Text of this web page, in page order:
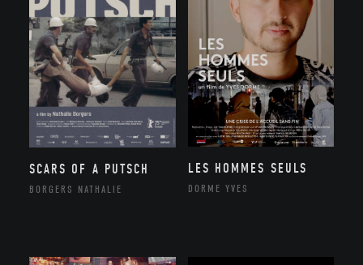
SCARS OF A PUTSCH
BORGERS NATHALIE
LES HOMMES SEULS
DORME YVES